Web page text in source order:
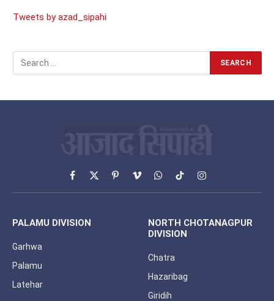
Tweets by azad_sipahi
Facebook
X
(Twitter)
PinterestVimeoWhatsApp
TikTokInstagram
PALAMU DIVISION
Garhwa
Palamu
Latehar
NORTH CHOTANAGPUR
DIVISION
Chatra
Hazaribag
Giridih